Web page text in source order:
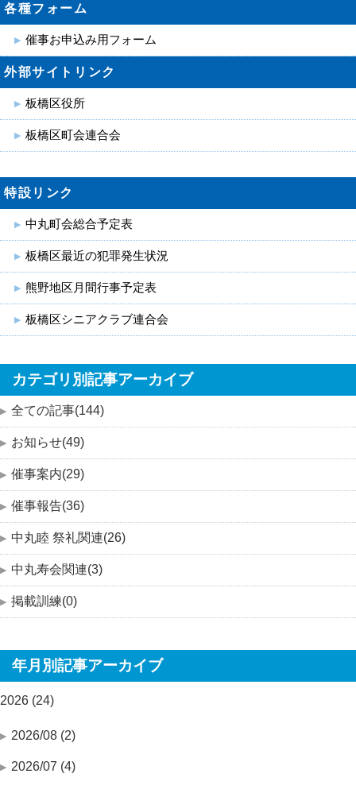
各種フォーム
催事お申込み用フォーム
外部サイトリンク
板橋区役所
板橋区町会連合会
特設リンク
中丸町会総合予定表
板橋区最近の犯罪発生状況
熊野地区月間行事予定表
板橋区シニアクラブ連合会
カテゴリ別記事アーカイブ
全ての記事(144)
お知らせ(49)
催事案内(29)
催事報告(36)
中丸睦 祭礼関連(26)
中丸寿会関連(3)
掲載訓練(0)
年月別記事アーカイブ
2026 (24)
2026/08 (2)
2026/07 (4)